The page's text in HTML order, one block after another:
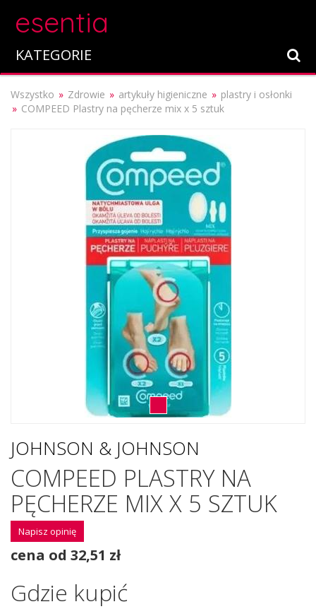
esentia
KATEGORIE
Wszystko Zdrowie artykuły higieniczne
plastry i osłonki
COMPEED Plastry na pęcherze mix x 5 sztuk
JOHNSON & JOHNSON
COMPEED PLASTRY NA
PĘCHERZE MIX X 5 SZTUK
Napisz opinię
cena od 32,51 zł
Gdzie kupić